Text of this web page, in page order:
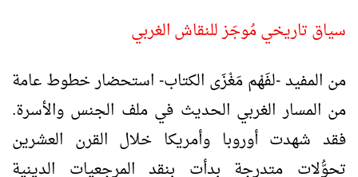
سياق تاريخي مُوجَز للنقاش الغربي
من المفيد -لفَهْم مَغْزَى الكتاب- استحضار خطوط عامة
من المسار الغربي الحديث في ملف الجنس والأسرة.
فقد شهدت أوروبا وأمريكا خلال القرن العشرين
تحوُّلات متدرجة بدأت بنقد المرجعيات الدينية